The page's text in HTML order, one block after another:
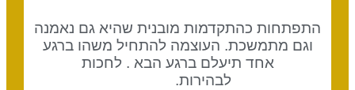
התפתחות כהתקדמות מובנית שהיא גם נאמנה
וגם מתמשכת. העוצמה להתחיל משהו ברגע
אחד תיעלם ברגע הבא . לחכות
לבהירות.